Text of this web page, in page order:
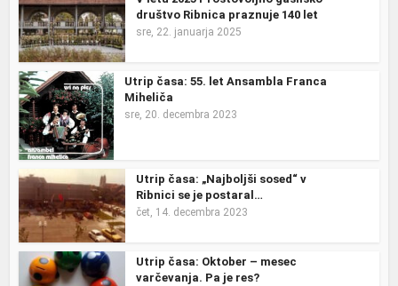
društvo Ribnica praznuje 140 let
sre, 22. januarja 2025
Utrip časa: 55. let Ansambla Franca
Miheliča
sre, 20. decembra 2023
Utrip časa: „Najboljši sosed“ v
Ribnici se je postaral…
čet, 14. decembra 2023
Utrip časa: Oktober – mesec
varčevanja. Pa je res?